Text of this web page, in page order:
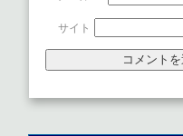
サイト